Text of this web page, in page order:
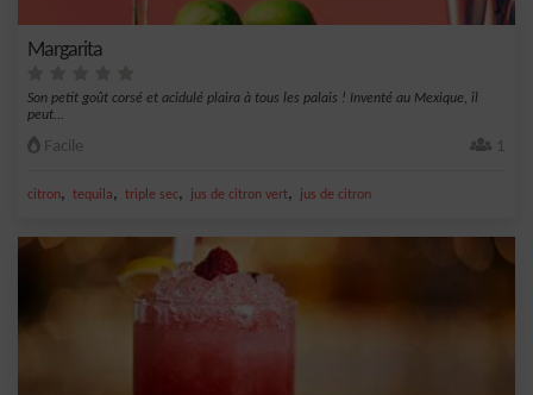
Margarita
Son petit goût corsé et acidulé plaira à tous les palais ! Inventé au Mexique, il
peut...
Facile 1
citron, tequila, triple sec, jus de citron vert, jus de citron